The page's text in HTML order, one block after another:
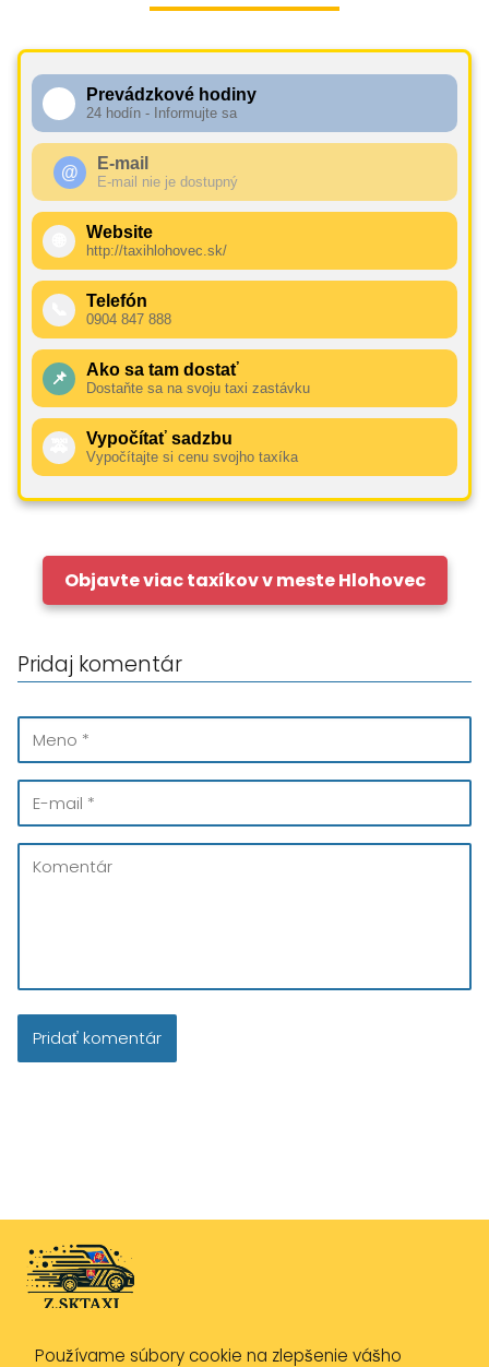
Prevádzkové hodiny
24 hodín - Informujte sa
@ E-mail
E-mail nie je dostupný
Website
http://taxihlohovec.sk/
Telefón
0904 847 888
📌 Ako sa tam dostať
Dostaňte sa na svoju taxi zastávku
Vypočítať sadzbu
Vypočítajte si cenu svojho taxíka
Objavte viac taxíkov v meste Hlohovec
Pridaj komentár
Používame súbory cookie na zlepšenie vášho